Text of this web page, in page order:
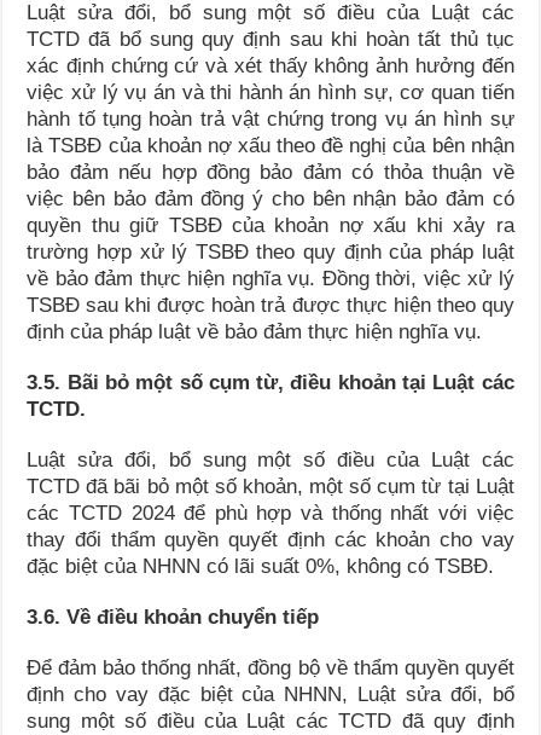
Luật sửa đổi, bổ sung một số điều của Luật các
TCTD đã bổ sung quy định sau khi hoàn tất thủ tục
xác định chứng cứ và xét thấy không ảnh hưởng đến
việc xử lý vụ án và thi hành án hình sự, cơ quan tiến
hành tố tụng hoàn trả vật chứng trong vụ án hình sự
là TSBĐ của khoản nợ xấu theo đề nghị của bên nhận
bảo đảm nếu hợp đồng bảo đảm có thỏa thuận về
việc bên bảo đảm đồng ý cho bên nhận bảo đảm có
quyền thu giữ TSBĐ của khoản nợ xấu khi xảy ra
trường hợp xử lý TSBĐ theo quy định của pháp luật
về bảo đảm thực hiện nghĩa vụ. Đồng thời, việc xử lý
TSBĐ sau khi được hoàn trả được thực hiện theo quy
định của pháp luật về bảo đảm thực hiện nghĩa vụ.
3.5. Bãi bỏ một số cụm từ, điều khoản tại Luật các
TCTD.
Luật sửa đổi, bổ sung một số điều của Luật các
TCTD đã bãi bỏ một số khoản, một số cụm từ tại Luật
các TCTD 2024 để phù hợp và thống nhất với việc
thay đổi thẩm quyền quyết định các khoản cho vay
đặc biệt của NHNN có lãi suất 0%, không có TSBĐ.
3.6. Về điều khoản chuyển tiếp
Để đảm bảo thống nhất, đồng bộ về thẩm quyền quyết
định cho vay đặc biệt của NHNN, Luật sửa đổi, bổ
sung một số điều của Luật các TCTD đã quy định